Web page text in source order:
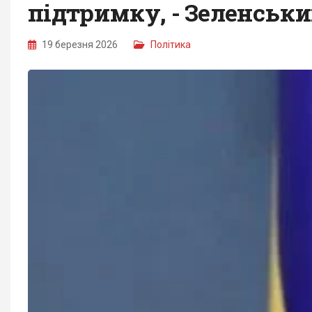
підтримку, -
19 березня 2026 Політика